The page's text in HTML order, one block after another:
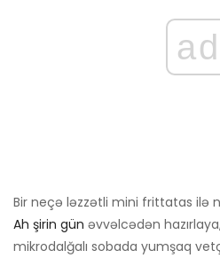
ad
Bir neçə ləzzətli mini frittatas ilə
Ah şirin gün əvvəlcədən
mikrodalğalı sobada yumşaq